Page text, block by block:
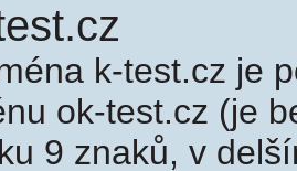
k-test.cz je
ok-test.cz (je
9 znaků, v